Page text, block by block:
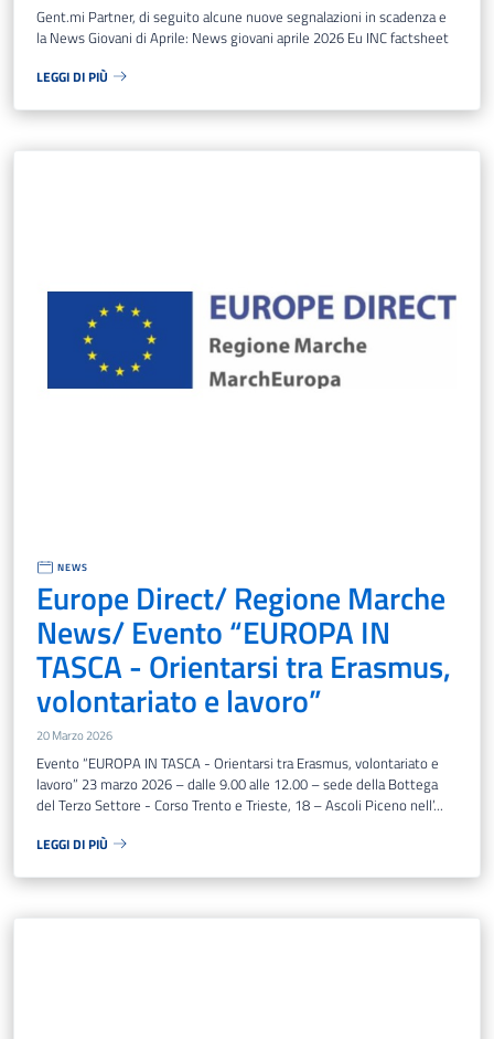
Gent.mi Partner, di seguito alcune nuove segnalazioni in scadenza e
la News Giovani di Aprile: News giovani aprile 2026 Eu INC factsheet
LEGGI DI PIÙ
NEWS
Europe Direct/ Regione Marche
News/ Evento “EUROPA IN
TASCA - Orientarsi tra Erasmus,
volontariato e lavoro”
20 Marzo 2026
Evento “EUROPA IN TASCA - Orientarsi tra Erasmus, volontariato e
lavoro” 23 marzo 2026 – dalle 9.00 alle 12.00 – sede della Bottega
del Terzo Settore - Corso Trento e Trieste, 18 – Ascoli Piceno nell’...
LEGGI DI PIÙ